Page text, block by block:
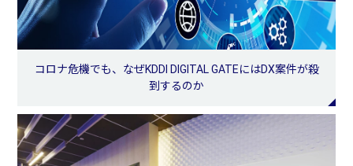
コロナ危機でも、なぜKDDI DIGITAL GATEにはDX案件が殺
到するのか